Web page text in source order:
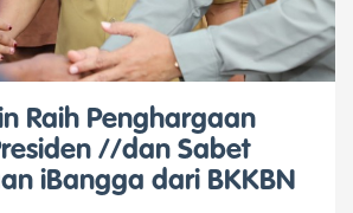
Raih Penghargaan
//dan Sabet
iBangga dari BKKBN